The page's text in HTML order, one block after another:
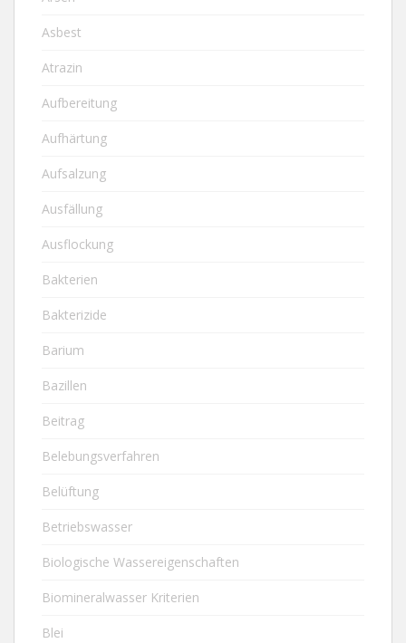
Asbest
Atrazin
Aufbereitung
Aufhärtung
Aufsalzung
Ausfällung
Ausflockung
Bakterien
Bakterizide
Barium
Bazillen
Beitrag
Belebungsverfahren
Belüftung
Betriebswasser
Biologische Wassereigenschaften
Biomineralwasser Kriterien
Blei